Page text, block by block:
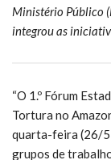
Ministério Público
integrou as
“O 1.º Fórum
Tortura no
quarta-feira (26/
grupos de